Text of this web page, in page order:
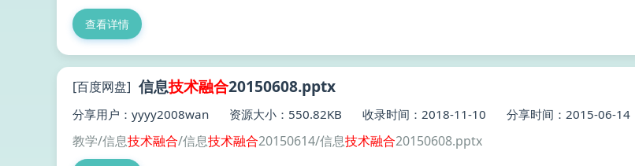
查看详情
[百度网盘] 信息技术融合20150608.pptx
分享用户：yyyy2008wan 资源大小：550.82KB 收录时间：2018-11-10 分享时间：2015-06-14
教学/信息技术融合/信息技术融合20150614/信息技术融合20150608.pptx